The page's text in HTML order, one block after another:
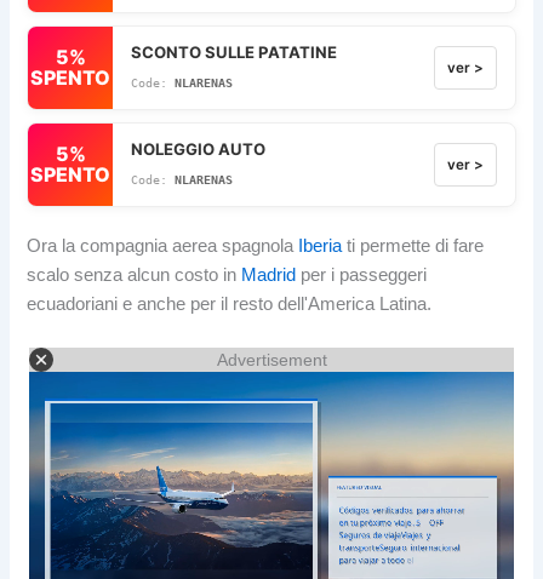
5%
SPENTO
SCONTO SULLE PATATINE
NLARENAS
ver >
5%
SPENTO
NOLEGGIO AUTO
NLARENAS
ver >
Ora la compagnia aerea spagnola Iberiati permette di fare
scalo senza alcun costo in Madrid per i passeggeri
ecuadoriani e anche per il resto dell'America Latina.
Advertisement